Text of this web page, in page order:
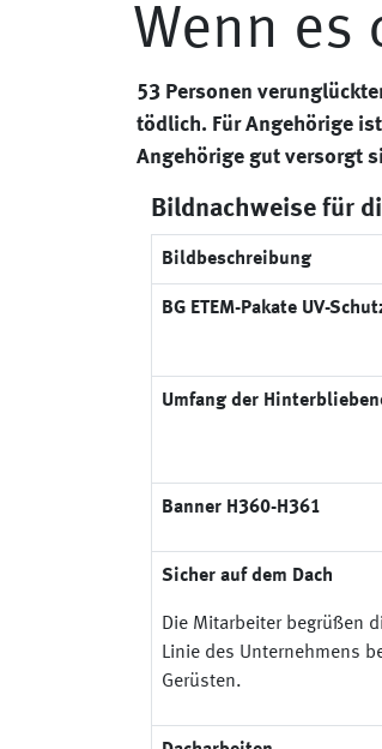
Wenn es
53 Personen
tödlich. Für Angehörige
Angehörige gut versorgt
Bildnachweise für
Bildbeschreibung
BG ETEM-Pakate UV-
Umfang der
Banner H360-H361
Sicher auf dem Dach
Die Mitarbeiter begrüßen
Linie des Unternehmens
Gerüsten.